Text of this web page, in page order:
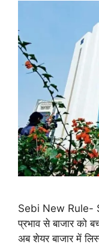
Sebi New Rule-
प्रभाव से बाजार को
अब शेयर बाजार में